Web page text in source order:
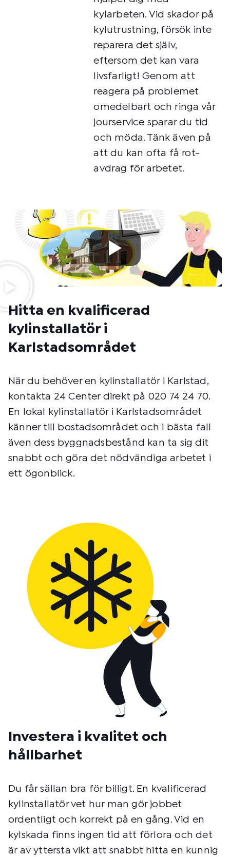
kylarbeten. Vid skador på
kylutrustning, försök inte
reparera det själv,
eftersom det kan vara
livsfarligt! Genom att
reagera på problemet
omedelbart och ringa vår
jourservice sparar du tid
och möda. Tänk även på
att du kan ofta få rot-
avdrag för arbetet.
Hitta en kvalificerad
kylinstallatör i
Karlstadsområdet
När du behöver en kylinstallatör i Karlstad,
kontakta 24 Center direkt på 020 74 24 70.
En lokal kylinstallatör i Karlstadsområdet
känner till bostadsområdet och i bästa fall
även dess byggnadsbestånd kan ta sig dit
snabbt och göra det nödvändiga arbetet i
ett ögonblick.
Investera i kvalitet och
hållbarhet
Du får sällan bra för billigt. En kvalificerad
kylinstallatör vet hur man gör jobbet
ordentligt och korrekt på en gång. Vid en
kylskada finns ingen tid att förlora och det
är av yttersta vikt att snabbt hitta en kunnig